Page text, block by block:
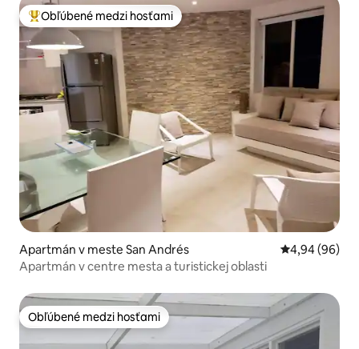
Najobľúbenejšie medzi hosťami
Obľúbené medzi hosťami
Apartmán v meste San Andrés Priemerné
4,94 (96)
Apartmán v centre mesta a turistickej oblasti
Obľúbené medzi hosťami
Obľúbené medzi hosťami